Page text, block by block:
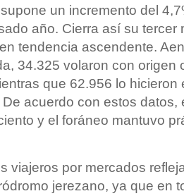
un incremento del
año. Cierra así su tercer
tendencia ascendente.
34.325 volaron con origen
que 62.956 lo
acuerdo con estos datos,
y el foráneo mantuvo
viajeros por mercados
jerezano, ya que en